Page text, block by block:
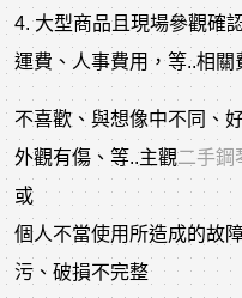
4. 大型商品且現場參觀確
運費、人事費用，等..相關
不喜歡、與想像中不同、
外觀有傷、等..主觀二手鋼
或
個人不當使用所造成的故
污、破損不完整